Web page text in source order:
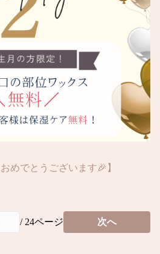
めでとうございます🎉】
/ 24ページ 次へ